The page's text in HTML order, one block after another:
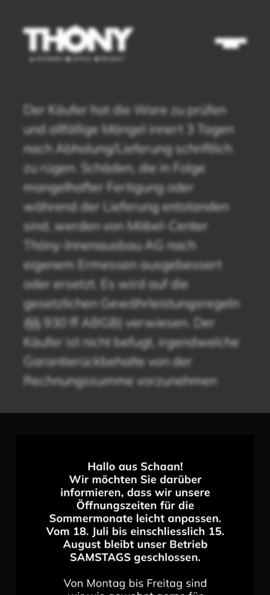
Der Käufer hat die Ware zu prüfen
und allfällige Mängel innert 3 Tagen
nach Abholung/Lieferung schriftlich
zu rügen. Schäden, die in Folge
mangelhafter Fertigung oder
während der Lieferung entstanden
sind, werden von Möbel-Center
Thöny-Innenausbau AG nach
eigenem Ermessen ausgebessert
oder ersetzt. Es wird auf die
gesetzlichen Gewährleistungsregeln
(§§ 930 ff ABGB) verwiesen. Der
Käufer ist nicht befugt, irgendwelche
Garantierückbehalte von der
Rechnungssumme vorzunehmen
Möbel-Center Thöny-Innenausbau
Bahnhofstrasse 16
9494 Schaan
T: +423 237 4141
info@moebelthoeny.li